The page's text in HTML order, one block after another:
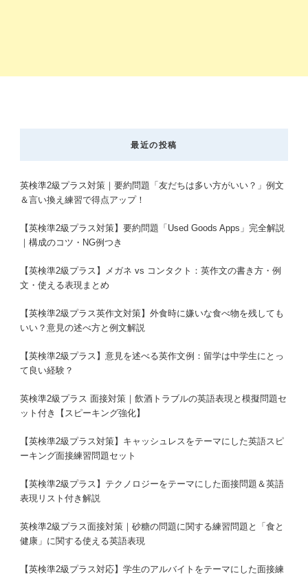
最近の投稿
英検準2級プラス対策｜要約問題「友だちは多い方がいい？」例文
＆言い換え練習で得点アップ！
【英検準2級プラス対策】要約問題「Used Goods Apps」完全解説
｜構成のコツ・NG例つき
【英検準2級プラス】メガネ vs コンタクト：英作文の書き方・例
文・使える表現まとめ
【英検準2級プラス英作文対策】外食時に嫌いな食べ物を残しても
いい？意見の述べ方と例文解説
【英検準2級プラス】意見を述べる英作文例：留学は中学生にとっ
て良い経験？
英検準2級プラス 面接対策｜飲酒トラブルの英語表現と模擬問題セ
ット付き【スピーキング強化】
【英検準2級プラス対策】キャッシュレスをテーマにした英語スピ
ーキング面接練習問題セット
【英検準2級プラス】テクノロジーをテーマにした面接問題＆英語
表現リスト付き解説
英検準2級プラス面接対策｜砂糖の問題に関する練習問題と「食と
健康」に関する使える英語表現
【英検準2級プラス対応】学生のアルバイトをテーマにした面接練